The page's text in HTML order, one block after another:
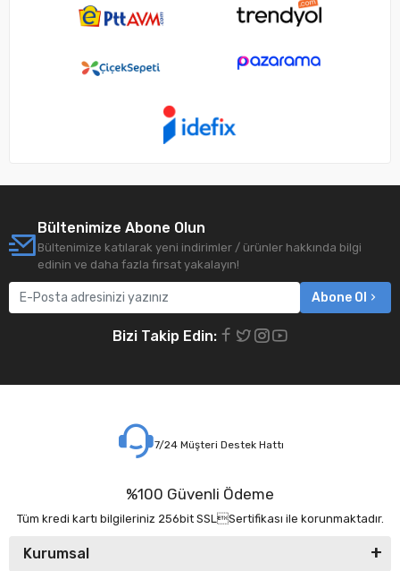
Bültenimize Abone Olun
Bültenimize katılarak yeni indirimler / ürünler hakkında bilgi
edinin ve daha fazla fırsat yakalayın!
Abone Ol
Bizi Takip Edin:
7/24 Müşteri Destek Hattı
%100 Güvenli Ödeme
Tüm kredi kartı bilgileriniz 256bit SSLSertifikası ile korunmaktadır.
Kurumsal